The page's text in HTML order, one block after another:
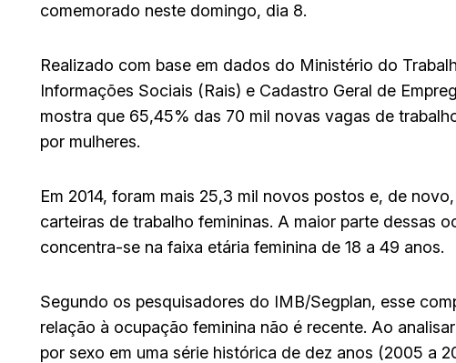
comemorado neste domingo, dia 8.
Realizado com base em dados do Ministério do
Informações Sociais (Rais) e Cadastro Geral de
mostra que 65,45% das 70 mil novas vagas de
por mulheres.
Em 2014, foram mais 25,3 mil novos postos e, de
carteiras de trabalho femininas. A maior parte dessas
concentra-se na faixa etária feminina de 18 a 49 anos.
Segundo os pesquisadores do IMB/Segplan, esse
relação à ocupação feminina não é recente. Ao
por sexo em uma série histórica de dez anos (2005 a